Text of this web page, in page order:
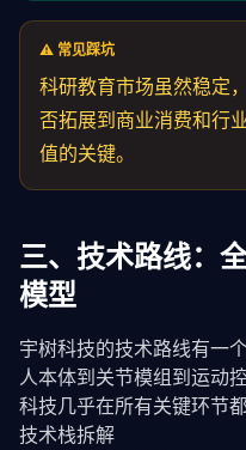
⚠️ 常见踩坑
科研教育市场虽然稳定
否拓展到商业消费和行
值的关键。
三、技术路线：
模型
宇树科技的技术路线有一
人本体到关节模组到运动
科技几乎在所有关键环节
技术栈拆解